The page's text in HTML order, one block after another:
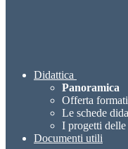
Didattica
Panoramica
Offerta
Le schede
I progetti delle
Documenti utili